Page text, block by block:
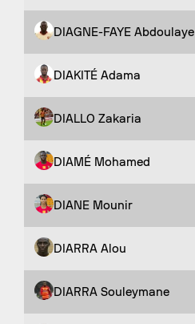
DIAGNE-FAYE Abdoulaye
DIAKITÉ Adama
DIALLO Zakaria
DIAMÉ Mohamed
DIANE Mounir
DIARRA Alou
DIARRA Souleymane